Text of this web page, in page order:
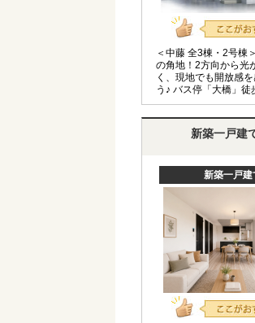
＜中藤 全3棟・2号棟
の角地！2方向から光
く、現地でも開放感
う♪ バス停「大橋」徒
和市駅前までバスア
◆LDK16帖◆ミニパ
コニー2カ所◆1階洋
新築一戸建
新築一戸建